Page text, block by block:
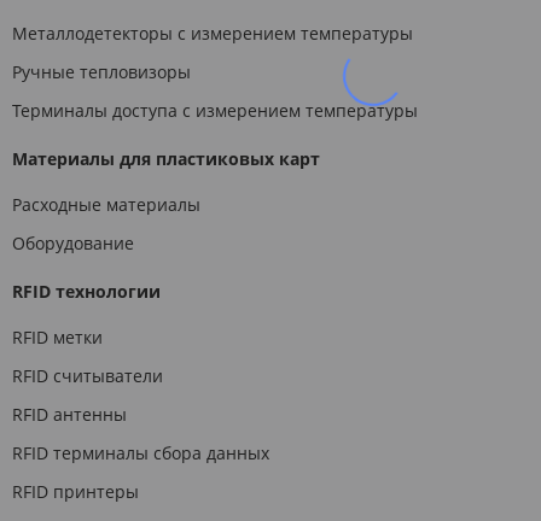
Металлодетекторы с измерением температуры
Ручные тепловизоры
Терминалы доступа с измерением температуры
Материалы для пластиковых карт
Расходные материалы
Оборудование
RFID технологии
RFID метки
RFID считыватели
RFID антенны
RFID терминалы сбора данных
RFID принтеры